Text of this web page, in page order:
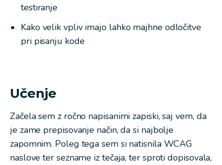
testiranje
Kako velik vpliv imajo lahko majhne odločitve
pri pisanju kode
Učenje
Začela sem z ročno napisanimi zapiski, saj vem, da
je zame prepisovanje način, da si najbolje
zapomnim. Poleg tega sem si natisnila WCAG
naslove ter sezname iz tečaja, ter sproti dopisovala,